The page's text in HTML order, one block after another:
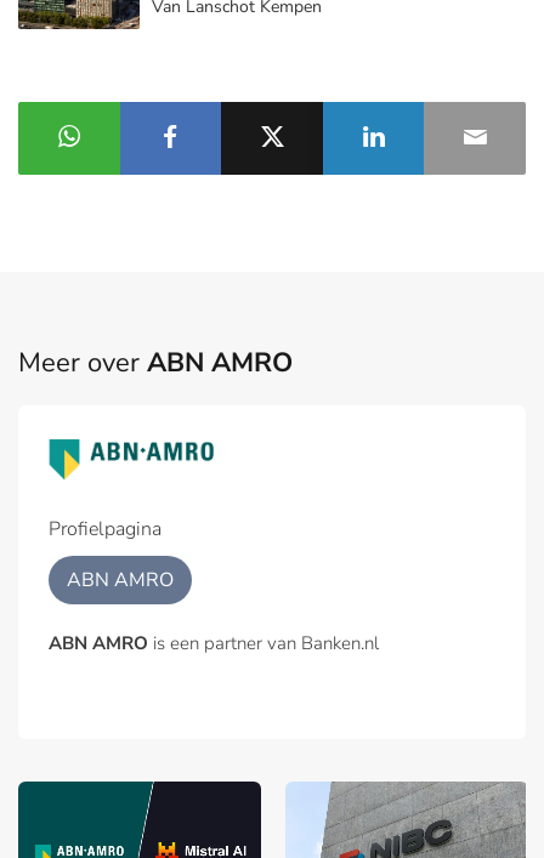
Van Lanschot Kempen
Meer over ABN AMRO
Profielpagina
ABN AMRO
ABN AMRO is een partner van Banken.nl